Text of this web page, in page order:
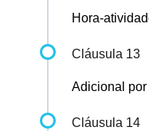
Hora-
Cláusula 13
Adicional por
Cláusula 14